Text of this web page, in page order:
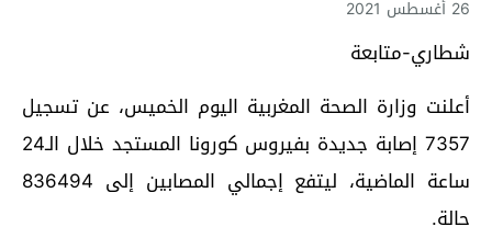
26 أغسطس 2021
شطاري-متابعة
أعلنت وزارة الصحة المغربية اليوم الخميس، عن تسجيل
7357 إصابة جديدة بفيروس كورونا المستجد خلال الـ24
ساعة الماضية، ليتفع إجمالي المصابين إلى 836494
حالة.